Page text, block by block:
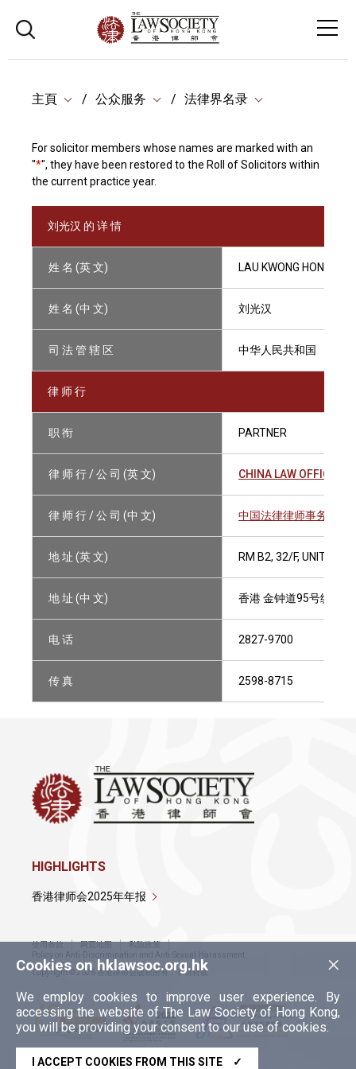
主頁 公众服务 法律界名录
For solicitor members whose names are marked with an
"*", they have been restored to the Roll of Solicitors within
the current practice year.
刘光汉 的 详 情
姓 名 (英 文) LAU KWONG HON
姓 名 (中 文) 刘光汉
司 法 管 辖 区 中华人民共和国
律 师 行
职 衔 PARTNER
律 师 行 / 公 司 (英 文) CHINA LAW OFFICE
律 师 行 / 公 司 (中 文) 中国法律律师事务所
地 址 (英 文) RM B2, 32/F, UNITED
地 址 (中 文) 香港 金钟道95号统一
电 话 2827-9700
传 真 2598-8715
×
Cookies on hklawsoc.org.hk
We employ cookies to improve user experience. By
accessing the website of The Law Society of Hong Kong,
you will be providing your consent to our use of cookies.
I ACCEPT COOKIES FROM THIS SITE ✓
HIGHLIGHTS
香港律师会2025年年报
使用条款 网页地图
私隐政策
Policy on Anti-Discrimination and Anti-Sexual Harassment
Copyright © 2026 香港律师会版权所有，不得转载